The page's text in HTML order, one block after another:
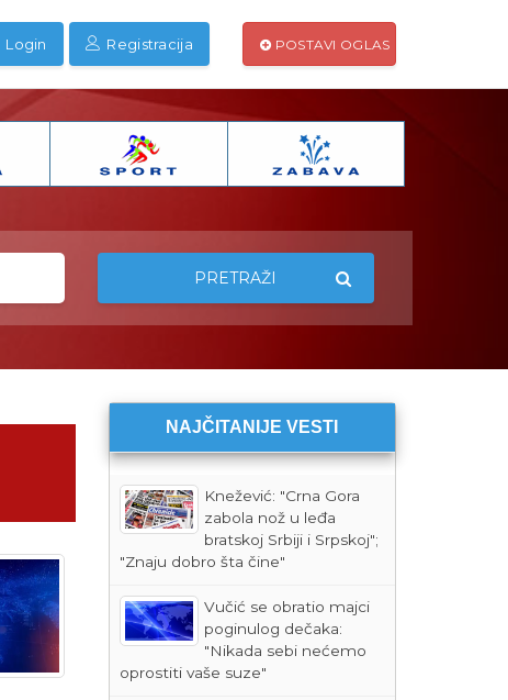
Login Registracija POSTAVI OGLAS
PRETRAŽI
NAJČITANIJE VESTI
Knežević: "Crna Gora
zabola nož u leđa
bratskoj Srbiji i Srpskoj";
"Znaju dobro šta čine"
Vučić se obratio majci
poginulog dečaka:
"Nikada sebi nećemo
oprostiti vaše suze"